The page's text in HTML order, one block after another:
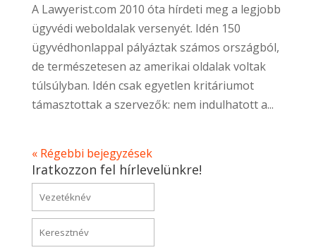
A Lawyerist.com 2010 óta hírdeti meg a legjobb
ügyvédi weboldalak versenyét. Idén 150
ügyvédhonlappal pályáztak számos országból,
de természetesen az amerikai oldalak voltak
túlsúlyban. Idén csak egyetlen kritáriumot
támasztottak a szervezők: nem indulhatott a...
« Régebbi bejegyzések
Iratkozzon fel hírlevelünkre!